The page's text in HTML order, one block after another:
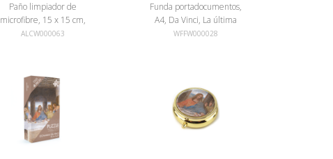
Paño limpiador de
microfibre, 15 x 15 cm,
Da Vinci, La última cena
ALCW000063
Funda portadocumentos,
A4, Da Vinci, La última
cena
WFFW000028